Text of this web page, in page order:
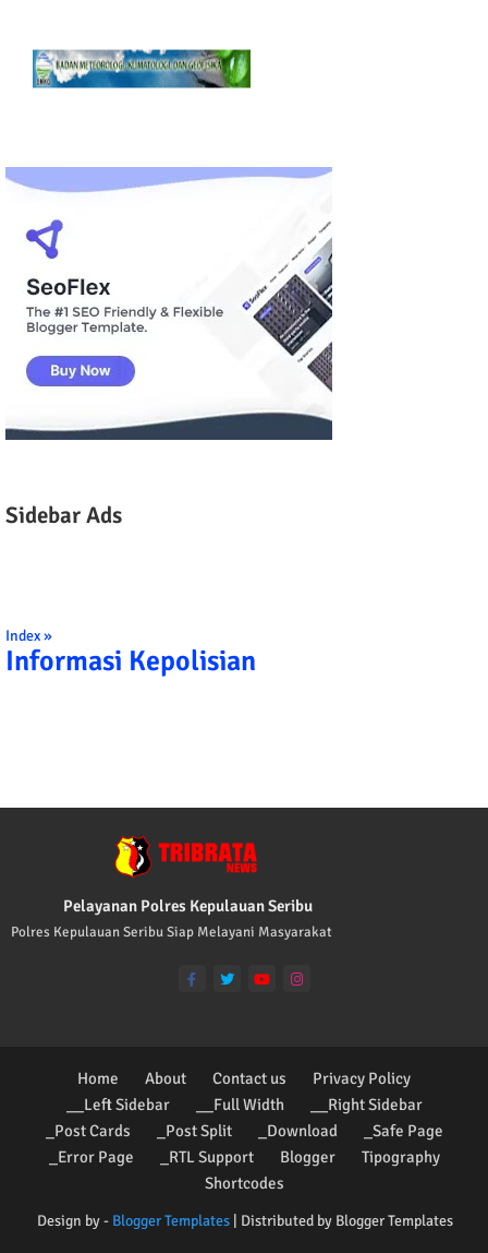
Sidebar Ads
Index »
Informasi Kepolisian
Pelayanan Polres Kepulauan Seribu
Polres Kepulauan Seribu Siap Melayani Masyarakat
Design by - Blogger Templates| Distributed by Blogger Templates
Home About Contact us
Privacy Policy
__Left Sidebar
__Full Width
__Right Sidebar
_Post Cards
_Post Split _Download
_Safe Page
_Error Page
_RTL Support Blogger
Tipography
Shortcodes